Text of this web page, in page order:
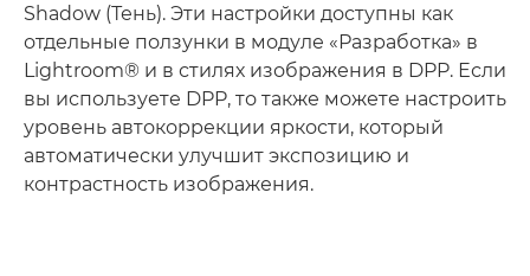
Shadow (Тень). Эти настройки доступны как
отдельные ползунки в модуле «Разработка» в
Lightroom® и в стилях изображения в DPP. Если
вы используете DPP, то также можете настроить
уровень автокоррекции яркости, который
автоматически улучшит экспозицию и
контрастность изображения.